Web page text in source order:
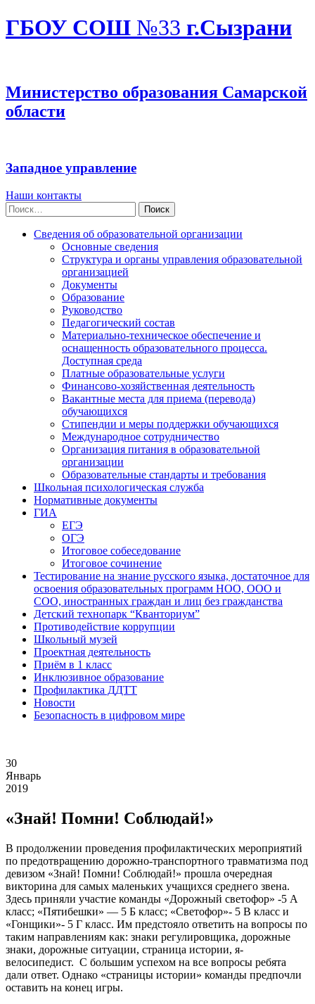
ГБОУ СОШ №33 г.Сызрани
Министерство образования Самарской
области
Западное управление
Наши контакты
Найти:
Сведения об образовательной организации
Основные сведения
Структура и органы управления образовательной
организацией
Документы
Образование
Руководство
Педагогический состав
Материально-техническое обеспечение и
оснащенность образовательного процесса.
Доступная среда
Платные образовательные услуги
Финансово-хозяйственная деятельность
Вакантные места для приема (перевода)
обучающихся
Стипендии и меры поддержки обучающихся
Международное сотрудничество
Организация питания в образовательной
организации
Образовательные стандарты и требования
Школьная психологическая служба
Нормативные документы
ГИА
ЕГЭ
ОГЭ
Итоговое собеседование
Итоговое сочинение
Тестирование на знание русского языка, достаточное для
освоения образовательных программ НОО, ООО и
СОО, иностранных граждан и лиц без гражданства
Детский технопарк “Кванториум”
Противодействие коррупции
Школьный музей
Проектная деятельность
Приём в 1 класс
Инклюзивное образование
Профилактика ДДТТ
Новости
Безопасность в цифровом мире
30
Январь
2019
«Знай! Помни! Соблюдай!»
В продолжении проведения профилактических мероприятий
по предотвращению дорожно-транспортного травматизма под
девизом «Знай! Помни! Соблюдай!» прошла очередная
викторина для самых маленьких учащихся среднего звена.
Здесь приняли участие команды «Дорожный светофор» -5 А
класс; «Пятибешки» — 5 Б класс; «Светофор»- 5 В класс и
«Гонщики»- 5 Г класс. Им предстояло ответить на вопросы по
таким направлениям как: знаки регулировщика, дорожные
знаки, дорожные ситуации, страница истории, я-
велосипедист. С большим успехом на все вопросы ребята
дали ответ. Однако «страницы истории» команды предпочли
оставить на конец игры.